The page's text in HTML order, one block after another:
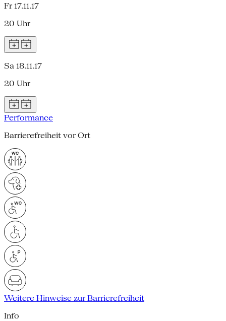
Fr 17.11.17
20 Uhr
Sa 18.11.17
20 Uhr
Performance
Barrierefreiheit vor Ort
Weitere Hinweise zur Barrierefreiheit
Info